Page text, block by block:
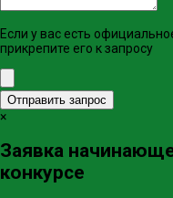
Если у вас есть
прикрепите его к запросу
Отправить запрос
×
Заявка
конкурсе